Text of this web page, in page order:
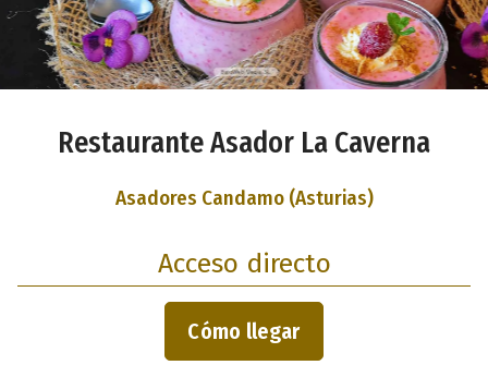
Restaurante Asador La Caverna
Asadores Candamo (Asturias)
Acceso directo
Cómo llegar